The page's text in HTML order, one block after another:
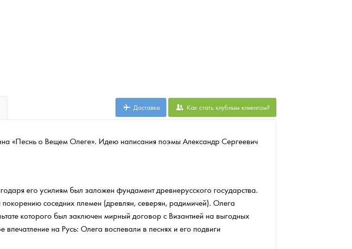
Доставка Как стать клубным клиентом?
«Песнь о Вещем Олеге». Идею написания поэмы Александр Сергеевич
его усилиям был заложен фундамент древнерусского государства.
соседних племен (древлян, северян, радимичей). Олега
которого был заключен мирный договор с Византией на выгодных
на Русь: Олега воспевали в песнях и его подвиги